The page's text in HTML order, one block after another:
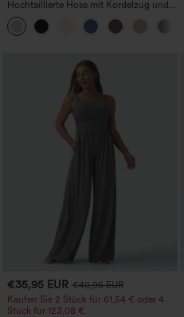
Hochtaillierte Hose mit Kordelzug und
Taschen, weitem Bein, lässig und locker
in Leinenoptik
€35,95 EUR €40,95 EUR
Kaufen Sie 2 Stück für 61,54 € oder 4
Stück für 123,08 €.